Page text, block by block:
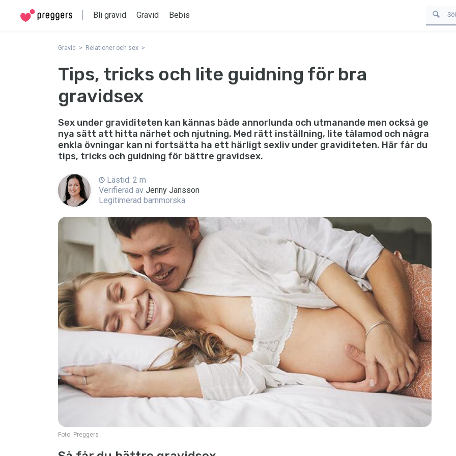
Bli gravid Gravid Bebis
Gravid Relationer och sex
Tips, tricks och lite guidning för bra
gravidsex
Sex under graviditeten kan kännas både annorlunda och utmanande men också ge
nya sätt att hitta närhet och njutning. Med rätt inställning, lite tålamod och några
enkla övningar kan ni fortsätta ha ett härligt sexliv under graviditeten. Här får du
tips, tricks och guidning för bättre gravidsex.
Lästid: 2 m
Verifierad av Jenny Jansson
Legitimerad barnmorska
Foto: Preggers